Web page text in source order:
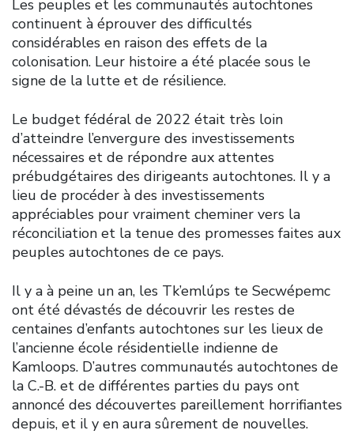
Les peuples et les communautés autochtones
continuent à éprouver des difficultés
considérables en raison des effets de la
colonisation. Leur histoire a été placée sous le
signe de la lutte et de résilience.
Le budget fédéral de 2022 était très loin
d’atteindre l’envergure des investissements
nécessaires et de répondre aux attentes
prébudgétaires des dirigeants autochtones. Il y a
lieu de procéder à des investissements
appréciables pour vraiment cheminer vers la
réconciliation et la tenue des promesses faites aux
peuples autochtones de ce pays.
Il y a à peine un an, les Tk’emlúps te Secwépemc
ont été dévastés de découvrir les restes de
centaines d’enfants autochtones sur les lieux de
l’ancienne école résidentielle indienne de
Kamloops. D’autres communautés autochtones de
la C.-B. et de différentes parties du pays ont
annoncé des découvertes pareillement horrifiantes
depuis, et il y en aura sûrement de nouvelles.